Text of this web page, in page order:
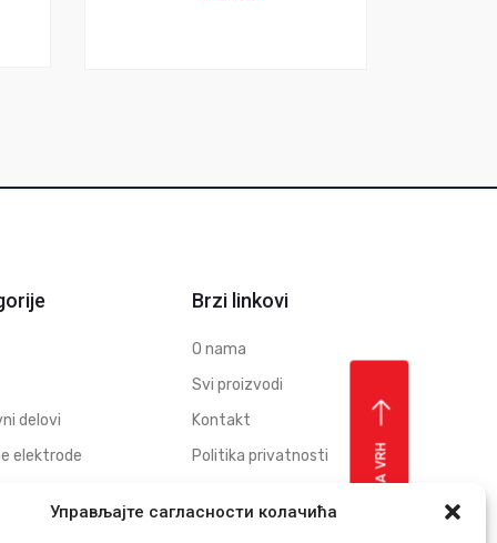
Управљајте сагласности колачића
delovi
elektrode
grafitnih
Brzi linkovi
O nama
Svi proizvodi
Kontakt
Politika privatnosti
VRATI SE NA VRH